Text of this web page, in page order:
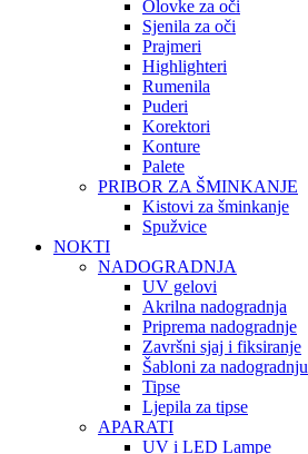
Olovke za oči
Sjenila za oči
Prajmeri
Highlighteri
Rumenila
Puderi
Korektori
Konture
Palete
PRIBOR ZA ŠMINKANJE
Kistovi za šminkanje
Spužvice
NOKTI
NADOGRADNJA
UV gelovi
Akrilna nadogradnja
Priprema nadogradnje
Završni sjaj i fiksiranje
Šabloni za nadogradnju
Tipse
Ljepila za tipse
APARATI
UV i LED Lampe